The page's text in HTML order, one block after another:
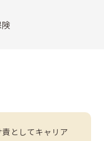
としてキャリア